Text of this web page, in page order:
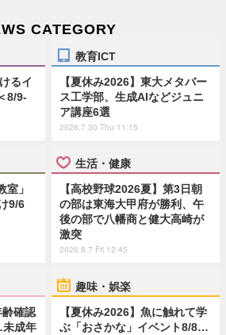
CATEGORY
るイ
8/9-
教育ICT
【夏休み2026】東大メタバー
ス工学部、生成AIなどジュニ
ア講座6選
2026.7.30 Thu 11:15
室」
9/6
生活・健康
【高校野球2026夏】第3日朝
の部は東海大甲府が勝利、午
後の部で八幡商と健大高崎が
激突
2026.8.7 Fri 12:45
確認
成年
趣味・娯楽
【夏休み2026】魚に触れて学
ぶ「おさかな」イベント8/8…